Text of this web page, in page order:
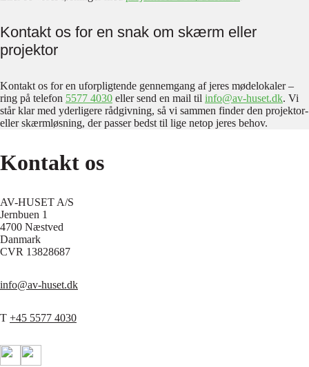
Kontakt os for en snak om skærm eller
projektor
Kontakt os for en uforpligtende gennemgang af jeres mødelokaler –
ring på telefon 5577 4030 eller send en mail til info@av-huset.dk. Vi
står klar med yderligere rådgivning, så vi sammen finder den projektor-
eller skærmløsning, der passer bedst til lige netop jeres behov.
Kontakt os
AV-HUSET A/S
Jernbuen 1
4700 Næstved
Danmark
CVR 13828687
info@av-huset.dk
T +45 5577 4030